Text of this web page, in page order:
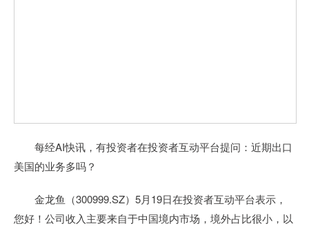
每经AI快讯，有投资者在投资者互动平台提问：近期出口
美国的业务多吗？
金龙鱼（300999.SZ）5月19日在投资者互动平台表示，
您好！公司收入主要来自于中国境内市场，境外占比很小，以